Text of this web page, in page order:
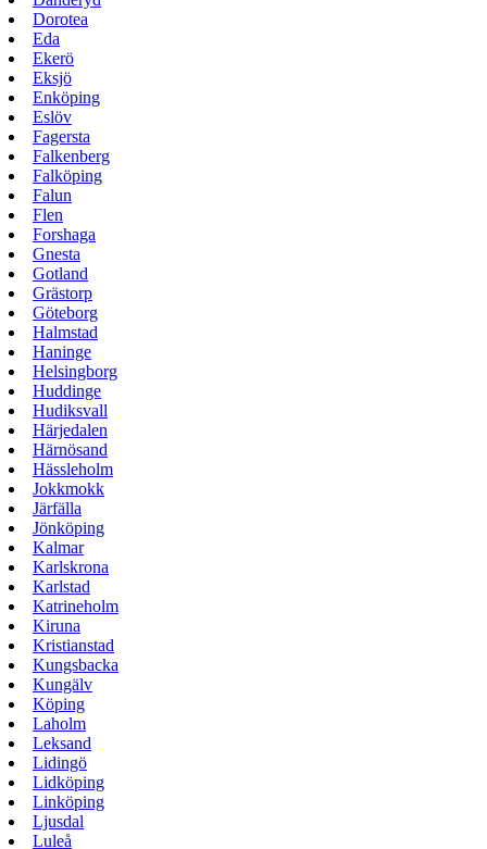
Dorotea
Eda
Ekerö
Eksjö
Enköping
Eslöv
Fagersta
Falkenberg
Falköping
Falun
Flen
Forshaga
Gnesta
Gotland
Grästorp
Göteborg
Halmstad
Haninge
Helsingborg
Huddinge
Hudiksvall
Härjedalen
Härnösand
Hässleholm
Jokkmokk
Järfälla
Jönköping
Kalmar
Karlskrona
Karlstad
Katrineholm
Kiruna
Kristianstad
Kungsbacka
Kungälv
Köping
Laholm
Leksand
Lidingö
Lidköping
Linköping
Ljusdal
Luleå